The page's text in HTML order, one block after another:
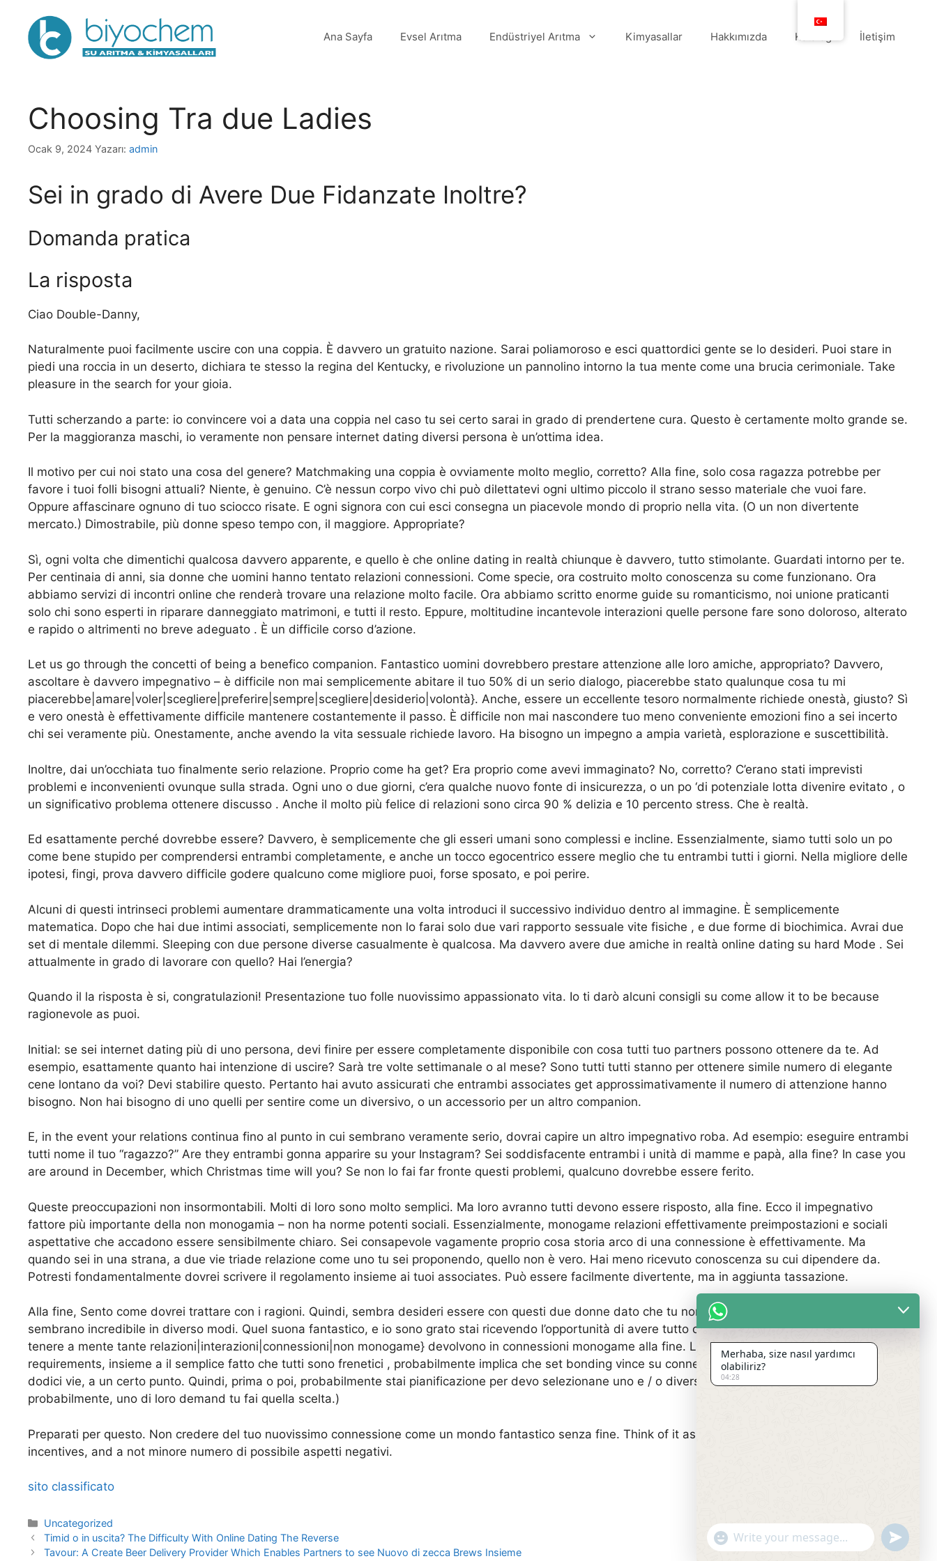
Ana Sayfa Evsel Arıtma Endüstriyel Arıtma Kimyasallar Hakkımızda Katalog İletişim
Choosing Tra due Ladies
Ocak 9, 2024 Yazarı: admin
Sei in grado di Avere Due Fidanzate Inoltre?
Domanda pratica
La risposta
Ciao Double-Danny,
Naturalmente puoi facilmente uscire con una coppia. È davvero un gratuito nazione. Sarai poliamoroso e esci quattordici gente se lo desideri. Puoi stare in
piedi una roccia in un deserto, dichiara te stesso la regina del Kentucky, e rivoluzione un pannolino intorno la tua mente come una brucia cerimoniale. Take
pleasure in the search for your gioia.
Tutti scherzando a parte: io convincere voi a data una coppia nel caso tu sei certo sarai in grado di prendertene cura. Questo è certamente molto grande se.
Per la maggioranza maschi, io veramente non pensare internet dating diversi persona è un’ottima idea.
Il motivo per cui noi stato una cosa del genere? Matchmaking una coppia è ovviamente molto meglio, corretto? Alla fine, solo cosa ragazza potrebbe per
favore i tuoi folli bisogni attuali? Niente, è genuino. C’è nessun corpo vivo chi può dilettatevi ogni ultimo piccolo il strano sesso materiale che vuoi fare.
Oppure affascinare ognuno di tuo sciocco risate. E ogni signora con cui esci consegna un piacevole mondo di proprio nella vita. (O un non divertente
mercato.) Dimostrabile, più donne speso tempo con, il maggiore. Appropriate?
Sì, ogni volta che dimentichi qualcosa davvero apparente, e quello è che online dating in realtà chiunque è davvero, tutto stimolante. Guardati intorno per te.
Per centinaia di anni, sia donne che uomini hanno tentato relazioni connessioni. Come specie, ora costruito molto conoscenza su come funzionano. Ora
abbiamo servizi di incontri online che renderà trovare una relazione molto facile. Ora abbiamo scritto enorme guide su romanticismo, noi unione praticanti
solo chi sono esperti in riparare danneggiato matrimoni, e tutti il resto. Eppure, moltitudine incantevole interazioni quelle persone fare sono doloroso, alterato
e rapido o altrimenti no breve adeguato . È un difficile corso d’azione.
Let us go through the concetti of being a benefico companion. Fantastico uomini dovrebbero prestare attenzione alle loro amiche, appropriato? Davvero,
ascoltare è davvero impegnativo – è difficile non mai semplicemente abitare il tuo 50% di un serio dialogo, piacerebbe stato qualunque cosa tu mi
piacerebbe|amare|voler|scegliere|preferire|sempre|scegliere|desiderio|volontà}. Anche, essere un eccellente tesoro normalmente richiede onestà, giusto? Sì
e vero onestà è effettivamente difficile mantenere costantemente il passo. È difficile non mai nascondere tuo meno conveniente emozioni fino a sei incerto
chi sei veramente più. Onestamente, anche avendo la vita sessuale richiede lavoro. Ha bisogno un impegno a ampia varietà, esplorazione e suscettibilità.
Inoltre, dai un’occhiata tuo finalmente serio relazione. Proprio come ha get? Era proprio come avevi immaginato? No, corretto? C’erano stati imprevisti
problemi e inconvenienti ovunque sulla strada. Ogni uno o due giorni, c’era qualche nuovo fonte di insicurezza, o un po ‘di potenziale lotta divenire evitato , o
un significativo problema ottenere discusso . Anche il molto più felice di relazioni sono circa 90 % delizia e 10 percento stress. Che è realtà.
Ed esattamente perché dovrebbe essere? Davvero, è semplicemente che gli esseri umani sono complessi e incline. Essenzialmente, siamo tutti solo un po
come bene stupido per comprendersi entrambi completamente, e anche un tocco egocentrico essere meglio che tu entrambi tutti i giorni. Nella migliore delle
ipotesi, fingi, prova davvero difficile godere qualcuno come migliore puoi, forse sposato, e poi perire.
Alcuni di questi intrinseci problemi aumentare drammaticamente una volta introduci il successivo individuo dentro al immagine. È semplicemente
matematica. Dopo che hai due intimi associati, semplicemente non lo farai solo due vari rapporto sessuale vite fisiche , e due forme di biochimica. Avrai due
set di mentale dilemmi. Sleeping con due persone diverse casualmente è qualcosa. Ma davvero avere due amiche in realtà online dating su hard Mode . Sei
attualmente in grado di lavorare con quello? Hai l’energia?
Quando il la risposta è si, congratulazioni! Presentazione tuo folle nuovissimo appassionato vita. Io ti darò alcuni consigli su come allow it to be because
ragionevole as puoi.
Initial: se sei internet dating più di uno persona, devi finire per essere completamente disponibile con cosa tutti tuo partners possono ottenere da te. Ad
esempio, esattamente quanto hai intenzione di uscire? Sarà tre volte settimanale o al mese? Sono tutti tutti stanno per ottenere simile numero di elegante
cene lontano da voi? Devi stabilire questo. Pertanto hai avuto assicurati che entrambi associates get approssimativamente il numero di attenzione hanno
bisogno. Non hai bisogno di uno quelli per sentire come un diversivo, o un accessorio per un altro companion.
E, in the event your relations continua fino al punto in cui sembrano veramente serio, dovrai capire un altro impegnativo roba. Ad esempio: eseguire entrambi
tutti nome il tuo “ragazzo?” Are they entrambi gonna apparire su your Instagram? Sei soddisfacente entrambi i unità di mamme e papà, alla fine? In case you
are around in December, which Christmas time will you? Se non lo fai far fronte questi problemi, qualcuno dovrebbe essere ferito.
Queste preoccupazioni non insormontabili. Molti di loro sono molto semplici. Ma loro avranno tutti devono essere risposto, alla fine. Ecco il impegnativo
fattore più importante della non monogamia – non ha norme potenti sociali. Essenzialmente, monogame relazioni effettivamente preimpostazioni e sociali
aspettative che accadono essere sensibilmente chiaro. Sei consapevole vagamente proprio cosa storia arco di una connessione è effettivamente. Ma
quando sei in una strana, a due vie triade relazione come uno tu sei proponendo, quello non è vero. Hai meno ricevuto conoscenza su cui dipendere da.
Potresti fondamentalmente dovrei scrivere il regolamento insieme ai tuoi associates. Può essere facilmente divertente, ma in aggiunta tassazione.
Alla fine, Sento come dovrei trattare con i ragioni. Quindi, sembra desideri essere con questi due donne dato che tu non dovresti scegli. Entrambi tutti
sembrano incredibile in diverso modi. Quel suona fantastico, e io sono grato stai ricevendo l’opportunità di avere tutto ciò che desiderio. Tuttavia, devi
tenere a mente tante relazioni|interazioni|connessioni|non monogame} devolvono in connessioni monogame alla fine. La complessità di peoples
requirements, insieme a il semplice fatto che tutti sono frenetici , probabilmente implica che set bonding vince su connessione a tre vie, o connessione a
dodici vie, a un certo punto. Quindi, prima o poi, probabilmente stai pianificazione per devo selezionane uno e / o diverso del donne. (Oppure, proprio come
probabilmente, uno di loro demand tu fai quella scelta.)
Preparati per questo. Non credere del tuo nuovissimo connessione come un mondo fantastico senza fine. Think of it as un’avventura, with many prospective
incentives, and a not minore numero di possibile aspetti negativi.
sito classificato
Kategoriler
Uncategorized
Timid o in uscita? The Difficulty With Online Dating The Reverse
Tavour: A Create Beer Delivery Provider Which Enables Partners to see Nuovo di zecca Brews Insieme
Merhaba, size nasıl yardımcı
olabiliriz?
04:28
"+chaty_settings.lang.emoji_picker+"